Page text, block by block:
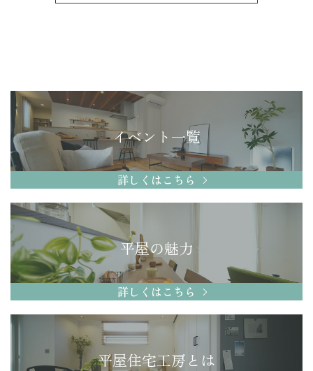
イベント一覧
詳しくはこちら
平屋の魅力
詳しくはこちら
平屋住宅工房とは